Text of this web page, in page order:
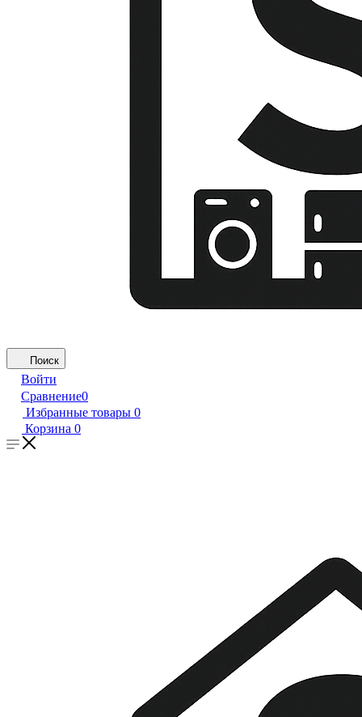
Поиск
Войти
Сравнение0
Избранные товары 0
Корзина 0